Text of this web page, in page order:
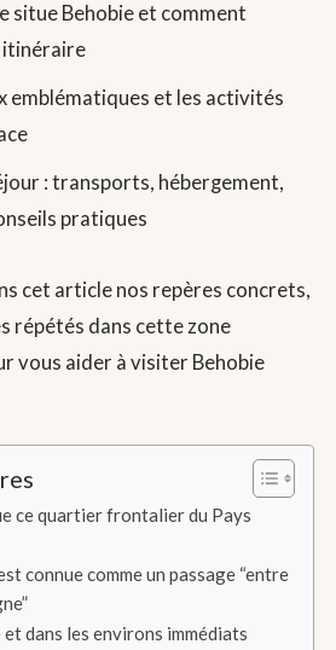
situe Behobie et comment
itinéraire
emblématiques et les activités
: transports, hébergement,
pratiques
cet article nos repères concrets,
répétés dans cette zone
vous aider à visiter Behobie
ce quartier frontalier du Pays
connue comme un passage “entre
dans les environs immédiats